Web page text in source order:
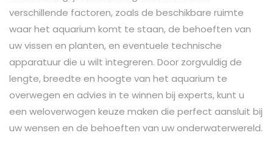
verschillende factoren, zoals de beschikbare ruimte
waar het aquarium komt te staan, de behoeften van
uw vissen en planten, en eventuele technische
apparatuur die u wilt integreren. Door zorgvuldig de
lengte, breedte en hoogte van het aquarium te
overwegen en advies in te winnen bij experts, kunt u
een weloverwogen keuze maken die perfect aansluit bij
uw wensen en de behoeften van uw onderwaterwereld.